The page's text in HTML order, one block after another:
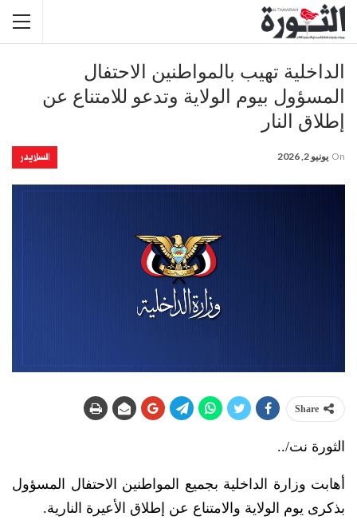
الداخلية تهيب بالمواطنين الاحتفال
المسؤول بيوم الولاية وتدعو للامتناع عن
إطلاق النار
السلايدر On يونيو 2, 2026
Share
الثورة نت/..
أهابت وزارة الداخلية بجميع المواطنين الاحتفال المسؤول
بذكرى يوم الولاية والامتناع عن إطلاق الأعيرة النارية.